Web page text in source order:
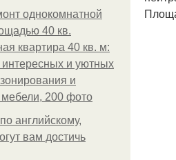
однокомнатной
40 кв.
квартира 40 кв. м:
и уютных
и
200 фото
английскому,
вам достичь